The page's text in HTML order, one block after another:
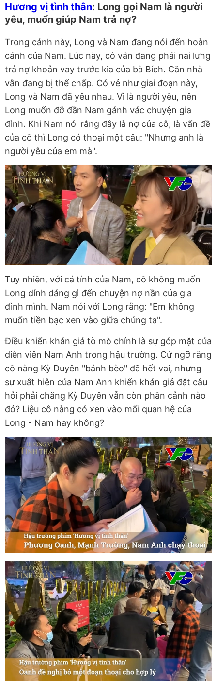
Hương vị tình thân: Long gọi Nam là người
yêu, muốn giúp Nam trả nợ?
Trong cảnh này, Long và Nam đang nói đến hoàn
cảnh của Nam. Lúc này, cô vẫn đang phải nai lưng
trả nợ khoản vay trước kia của bà Bích. Căn nhà
vẫn đang bị thế chấp. Có vẻ như giai đoạn này,
Long và Nam đã yêu nhau. Vì là người yêu, nên
Long muốn đỡ đần Nam gánh vác chuyện gia
đình. Khi Nam nói rằng đây là nợ của cô, là vấn đề
của cô thì Long có thoại một câu: "Nhưng anh là
người yêu của em mà".
Tuy nhiên, với cá tính của Nam, cô không muốn
Long dính dáng gì đến chuyện nợ nần của gia
đình mình. Nam nói với Long rằng: "Em không
muốn tiền bạc xen vào giữa chúng ta".
Điều khiến khán giả tò mò chính là sự góp mặt của
diễn viên Nam Anh trong hậu trường. Cứ ngỡ rằng
cô nàng Kỳ Duyên "bánh bèo" đã hết vai, nhưng
sự xuất hiện của Nam Anh khiến khán giả đặt câu
hỏi phải chăng Kỳ Duyên vẫn còn phân cảnh nào
đó? Liệu cô nàng có xen vào mối quan hệ của
Long - Nam hay không?